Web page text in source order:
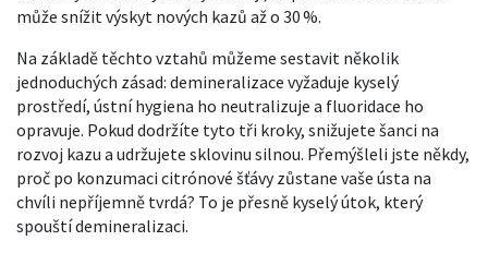
může snížit výskyt nových kazů až o 30 %.
Na základě těchto vztahů můžeme sestavit několik
jednoduchých zásad: demineralizace vyžaduje kyselý
prostředí, ústní hygiena ho neutralizuje a fluoridace ho
opravuje. Pokud dodržíte tyto tři kroky, snižujete šanci na
rozvoj kazu a udržujete sklovinu silnou. Přemýšleli jste někdy,
proč po konzumaci citrónové šťávy zůstane vaše ústa na
chvíli nepříjemně tvrdá? To je přesně kyselý útok, který
spouští demineralizaci.